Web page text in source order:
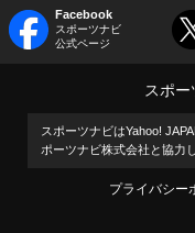
Facebook
スポーツナビ
公式ページ
スポー
スポーツナビはYahoo!
ポーツナビ株式会社と協力
プライバシー